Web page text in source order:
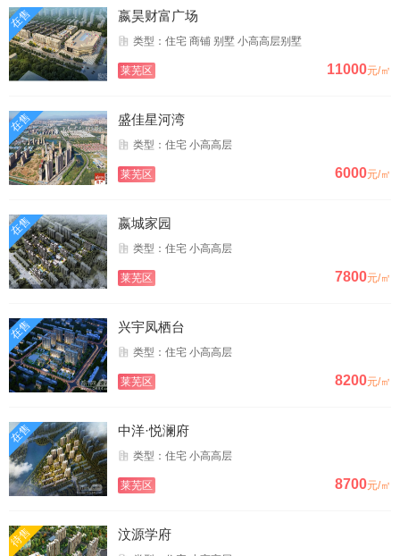
在售 嬴昊财富广场
类型：住宅 商铺 别墅 小高高层别墅
莱芜区 11000元/㎡
在售 盛佳星河湾
类型：住宅 小高高层
莱芜区 6000元/㎡
在售 嬴城家园
类型：住宅 小高高层
莱芜区 7800元/㎡
在售 兴宇凤栖台
类型：住宅 小高高层
莱芜区 8200元/㎡
在售 中洋·悦澜府
类型：住宅 小高高层
莱芜区 8700元/㎡
待售 汶源学府